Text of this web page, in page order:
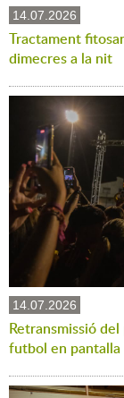
14.07.2026
Tractament
dimecres a la nit
14.07.2026
Retransmissió
futbol en pantalla